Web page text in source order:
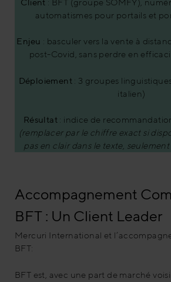
automatismes pour portails et
Enjeu : basculer vers la vente à
post-Covid, sans perdre en
Déploiement : 3 groupes
italien)
Résultat : indice de
(remplacer par le chiffre exact si
pas en clair dans le texte,
Accompagnement
BFT : Un Client Leader
Mercuri International et
BFT:
BFT est, avec une part de marché